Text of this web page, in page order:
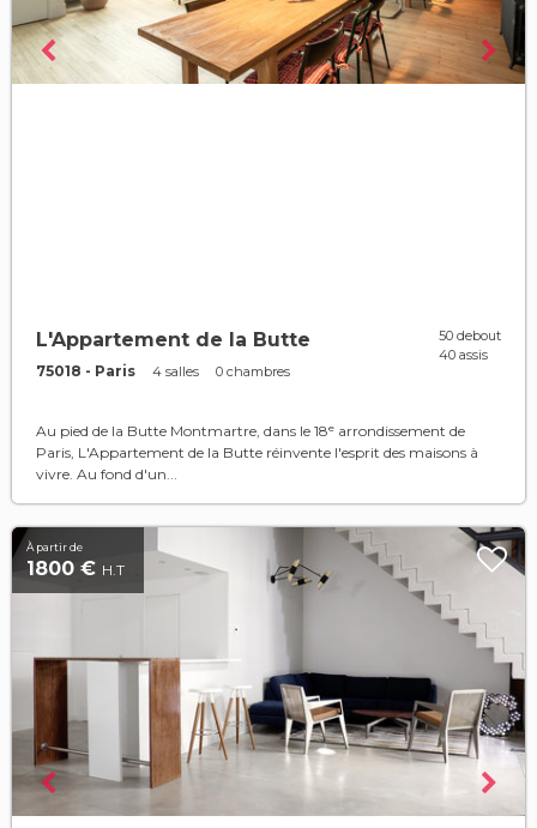
L'Appartement de la Butte
75018 - Paris 4 salles 0 chambres
50 debout
40 assis
Au pied de la Butte Montmartre, dans le 18ᵉ arrondissement de
Paris, L'Appartement de la Butte réinvente l'esprit des maisons à
vivre. Au fond d'un...
À partir de
1800 € H.T